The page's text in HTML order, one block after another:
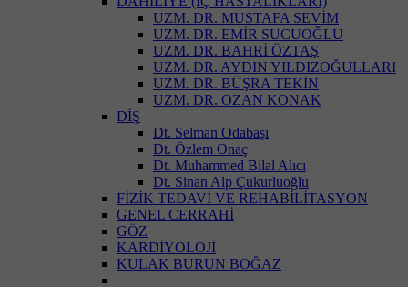
UZM. DR. MUSTAFA SEVİM
UZM. DR. EMİR SUCUOĞLU
UZM. DR. BAHRİ ÖZTAŞ
UZM. DR. AYDIN YILDIZOĞULLARI
UZM. DR. BÜŞRA TEKİN
UZM. DR. OZAN KONAK
DİŞ
Dt. Selman Odabaşı
Dt. Özlem Onaç
Dt. Muhammed Bilal Alıcı
Dt. Sinan Alp Çukurluoğlu
FİZİK TEDAVİ VE REHABİLİTASYON
GENEL CERRAHİ
GÖZ
KARDİYOLOJİ
KULAK BURUN BOĞAZ